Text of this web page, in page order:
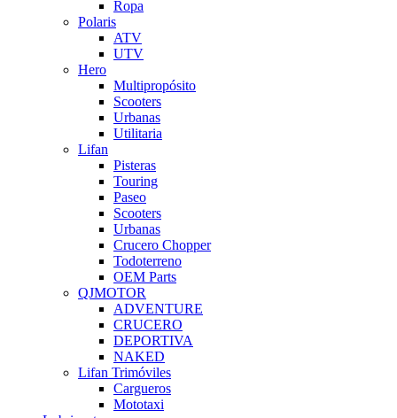
Ropa
Polaris
ATV
UTV
Hero
Multipropósito
Scooters
Urbanas
Utilitaria
Lifan
Pisteras
Touring
Paseo
Scooters
Urbanas
Crucero Chopper
Todoterreno
OEM Parts
QJMOTOR
ADVENTURE
CRUCERO
DEPORTIVA
NAKED
Lifan Trimóviles
Cargueros
Mototaxi